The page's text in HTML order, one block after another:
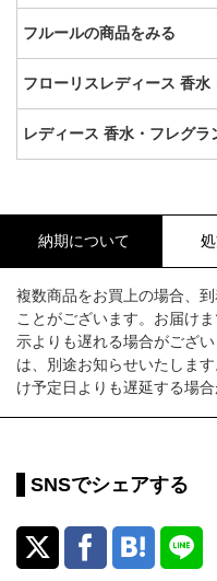
フルールの商品をみる
フローリスレディース 香
レディース 香水・フレグラ
納期について
複数商品をお買上の場合、
ことがございます。お届け
示よりも遅れる場合がござ
は、別途お知らせいたしま
け予定日よりも遅延する場合
SNSでシェアする